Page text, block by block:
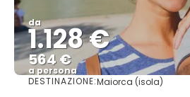
da
1.128 €
564 €
a persona
Vedere
DESTINAZIONE:Maiorca (isola)